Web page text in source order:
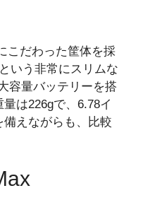
こだわった筐体を採
いう非常にスリムな
容量バッテリーを搭
は226gで、6.78イ
えながらも、比較